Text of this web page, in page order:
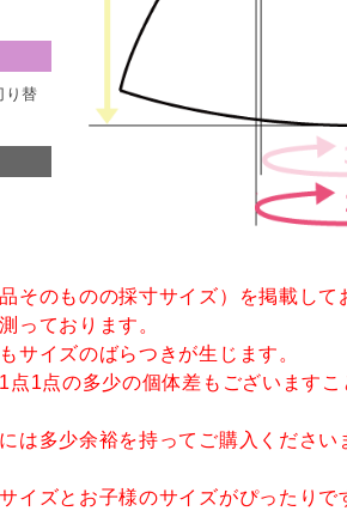
り替
そのものの採寸サイズ）を掲載して
っております。
サイズのばらつきが生じます。
1点の多少の個体差もございますこ
は多少余裕を持ってご購入ください
イズとお子様のサイズがぴったりで